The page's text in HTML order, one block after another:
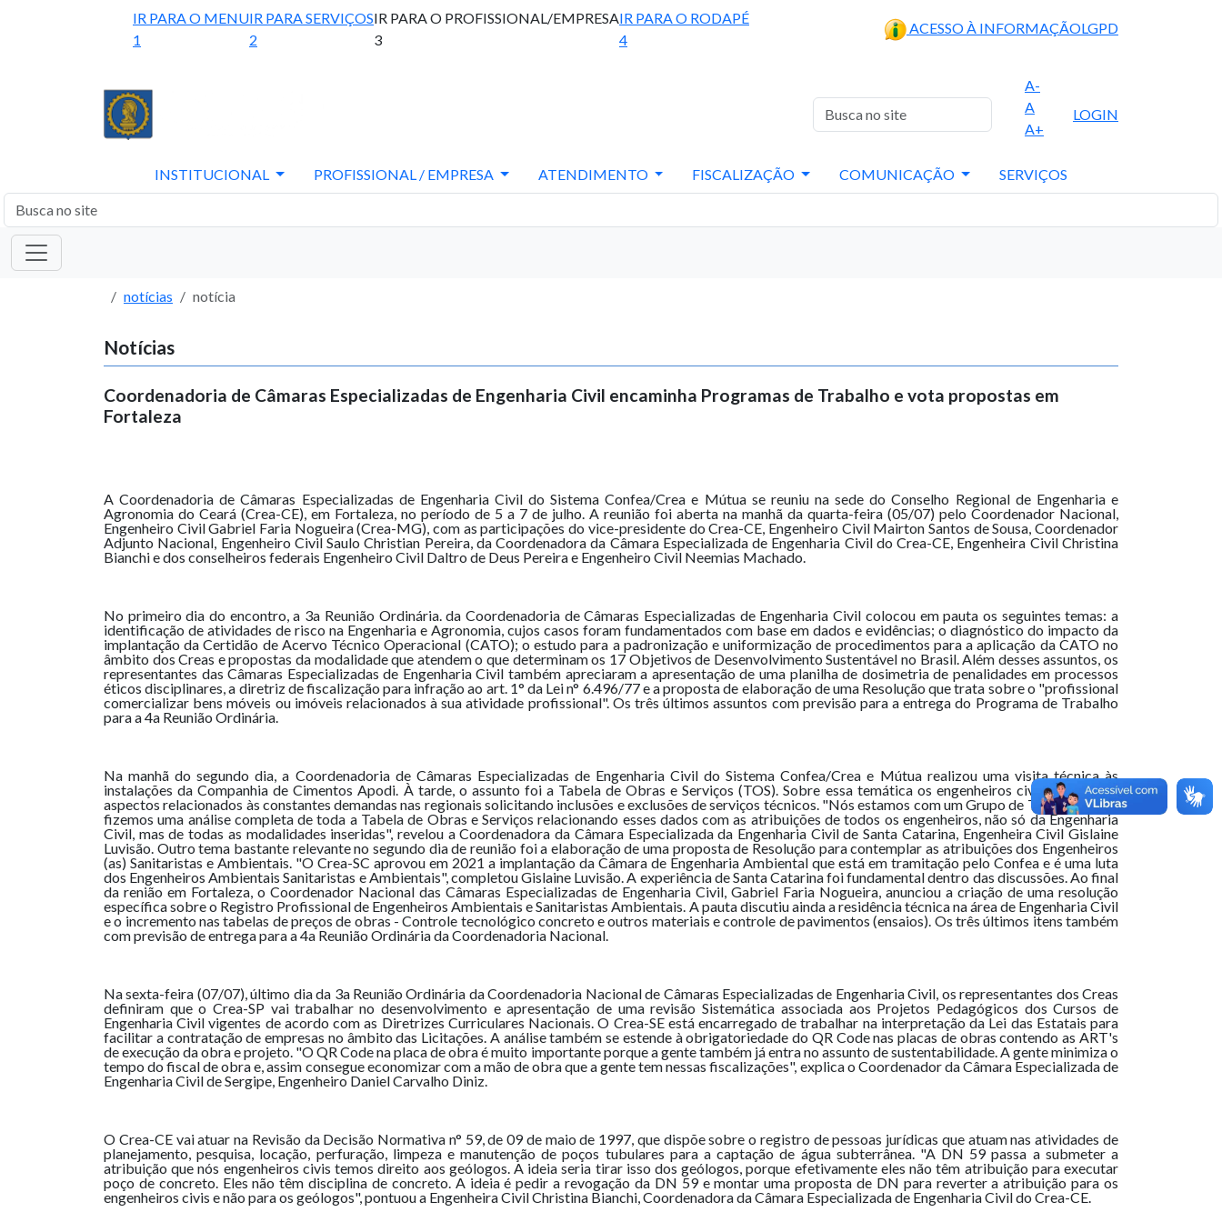
IR PARA O MENU
1
IR PARA SERVIÇOS
2
IR PARA O PROFISSIONAL/EMPRESA
3
IR PARA O RODAPÉ
4
ACESSO À INFORMAÇÃOLGPD
A-
A
A+
LOGIN
INSTITUCIONAL PROFISSIONAL / EMPRESA ATENDIMENTO FISCALIZAÇÃO COMUNICAÇÃO SERVIÇOS
notícias notícia
Notícias
Coordenadoria de Câmaras Especializadas de Engenharia Civil encaminha Programas de Trabalho e vota propostas em
Fortaleza
A Coordenadoria de Câmaras Especializadas de Engenharia Civil do Sistema Confea/Crea e Mútua se reuniu na sede do Conselho Regional de Engenharia e
Agronomia do Ceará (Crea-CE), em Fortaleza, no período de 5 a 7 de julho. A reunião foi aberta na manhã da quarta-feira (05/07) pelo Coordenador Nacional,
Engenheiro Civil Gabriel Faria Nogueira (Crea-MG), com as participações do vice-presidente do Crea-CE, Engenheiro Civil Mairton Santos de Sousa, Coordenador
Adjunto Nacional, Engenheiro Civil Saulo Christian Pereira, da Coordenadora da Câmara Especializada de Engenharia Civil do Crea-CE, Engenheira Civil Christina
Bianchi e dos conselheiros federais Engenheiro Civil Daltro de Deus Pereira e Engenheiro Civil Neemias Machado.
No primeiro dia do encontro, a 3a Reunião Ordinária. da Coordenadoria de Câmaras Especializadas de Engenharia Civil colocou em pauta os seguintes temas: a
identificação de atividades de risco na Engenharia e Agronomia, cujos casos foram fundamentados com base em dados e evidências; o diagnóstico do impacto da
implantação da Certidão de Acervo Técnico Operacional (CATO); o estudo para a padronização e uniformização de procedimentos para a aplicação da CATO no
âmbito dos Creas e propostas da modalidade que atendem o que determinam os 17 Objetivos de Desenvolvimento Sustentável no Brasil. Além desses assuntos, os
representantes das Câmaras Especializadas de Engenharia Civil também apreciaram a apresentação de uma planilha de dosimetria de penalidades em processos
éticos disciplinares, a diretriz de fiscalização para infração ao art. 1° da Lei n° 6.496/77 e a proposta de elaboração de uma Resolução que trata sobre o "profissional
comercializar bens móveis ou imóveis relacionados à sua atividade profissional". Os três últimos assuntos com previsão para a entrega do Programa de Trabalho
para a 4a Reunião Ordinária.
Na manhã do segundo dia, a Coordenadoria de Câmaras Especializadas de Engenharia Civil do Sistema Confea/Crea e Mútua realizou uma visita técnica às
instalações da Companhia de Cimentos Apodi. À tarde, o assunto foi a Tabela de Obras e Serviços (TOS). Sobre essa temática os engenheiros civis debateram
aspectos relacionados às constantes demandas nas regionais solicitando inclusões e exclusões de serviços técnicos. "Nós estamos com um Grupo de Trabalho onde
fizemos uma análise completa de toda a Tabela de Obras e Serviços relacionando esses dados com as atribuições de todos os engenheiros, não só da Engenharia
Civil, mas de todas as modalidades inseridas", revelou a Coordenadora da Câmara Especializada da Engenharia Civil de Santa Catarina, Engenheira Civil Gislaine
Luvisão. Outro tema bastante relevante no segundo dia de reunião foi a elaboração de uma proposta de Resolução para contemplar as atribuições dos Engenheiros
(as) Sanitaristas e Ambientais. "O Crea-SC aprovou em 2021 a implantação da Câmara de Engenharia Ambiental que está em tramitação pelo Confea e é uma luta
dos Engenheiros Ambientais Sanitaristas e Ambientais", completou Gislaine Luvisão. A experiência de Santa Catarina foi fundamental dentro das discussões. Ao final
da renião em Fortaleza, o Coordenador Nacional das Câmaras Especializadas de Engenharia Civil, Gabriel Faria Nogueira, anunciou a criação de uma resolução
específica sobre o Registro Profissional de Engenheiros Ambientais e Sanitaristas Ambientais. A pauta discutiu ainda a residência técnica na área de Engenharia Civil
e o incremento nas tabelas de preços de obras - Controle tecnológico concreto e outros materiais e controle de pavimentos (ensaios). Os três últimos itens também
com previsão de entrega para a 4a Reunião Ordinária da Coordenadoria Nacional.
Na sexta-feira (07/07), último dia da 3a Reunião Ordinária da Coordenadoria Nacional de Câmaras Especializadas de Engenharia Civil, os representantes dos Creas
definiram que o Crea-SP vai trabalhar no desenvolvimento e apresentação de uma revisão Sistemática associada aos Projetos Pedagógicos dos Cursos de
Engenharia Civil vigentes de acordo com as Diretrizes Curriculares Nacionais. O Crea-SE está encarregado de trabalhar na interpretação da Lei das Estatais para
facilitar a contratação de empresas no âmbito das Licitações. A análise também se estende à obrigatoriedade do QR Code nas placas de obras contendo as ART's
de execução da obra e projeto. "O QR Code na placa de obra é muito importante porque a gente também já entra no assunto de sustentabilidade. A gente minimiza o
tempo do fiscal de obra e, assim consegue economizar com a mão de obra que a gente tem nessas fiscalizações", explica o Coordenador da Câmara Especializada de
Engenharia Civil de Sergipe, Engenheiro Daniel Carvalho Diniz.
O Crea-CE vai atuar na Revisão da Decisão Normativa n° 59, de 09 de maio de 1997, que dispõe sobre o registro de pessoas jurídicas que atuam nas atividades de
planejamento, pesquisa, locação, perfuração, limpeza e manutenção de poços tubulares para a captação de água subterrânea. "A DN 59 passa a submeter a
atribuição que nós engenheiros civis temos direito aos geólogos. A ideia seria tirar isso dos geólogos, porque efetivamente eles não têm atribuição para executar
poço de concreto. Eles não têm disciplina de concreto. A ideia é pedir a revogação da DN 59 e montar uma proposta de DN para reverter a atribuição para os
engenheiros civis e não para os geólogos", pontuou a Engenheira Civil Christina Bianchi, Coordenadora da Câmara Especializada de Engenharia Civil do Crea-CE.